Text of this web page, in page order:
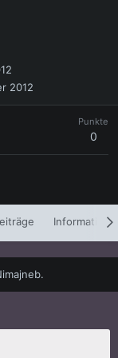
2012
Punkte
0